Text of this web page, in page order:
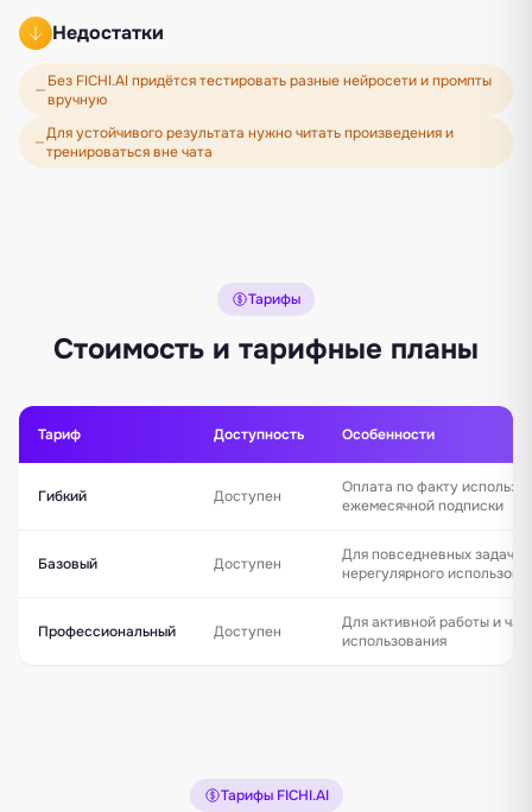
Недостатки
Без FICHI.AI придётся тестировать разные нейросети и промпты
вручную
Для устойчивого результата нужно читать произведения и
тренироваться вне чата
Тарифы
Стоимость и тарифные планы
Тариф Доступность Особенности
Гибкий Доступен
Оплата по факту
ежемесячной подписки
Базовый Доступен
Для повседневных задач и
нерегулярного
Профессиональный Доступен
Для активной работы и
использования
Тарифы FICHI.AI